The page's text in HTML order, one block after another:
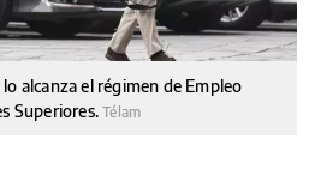
alcanza el régimen de Empleo
Superiores.Télam